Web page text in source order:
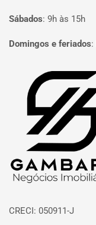
Sábados: 9h às 15h
Domingos e feriados:
Página inicial
CRECI: 050911-J